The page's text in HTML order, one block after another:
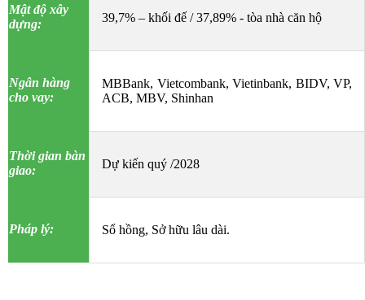
Mật độ xây
dựng:
39,7% – khối đế / 37,89% - tòa nhà căn hộ
Ngân hàng
cho vay:
MBBank, Vietcombank, Vietinbank, BIDV, VP,
ACB, MBV, Shinhan
Thời gian bàn
giao:
Dự kiến quý /2028
Pháp lý: Sổ hồng, Sở hữu lâu dài.